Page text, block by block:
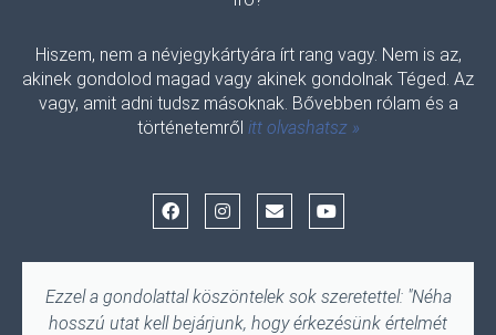
Hiszem, nem a névjegykártyára írt rang vagy. Nem is az,
akinek gondolod magad vagy akinek gondolnak Téged. Az
vagy, amit adni tudsz másoknak. Bővebben rólam és a
történetemről itt olvashatsz »
F
a
c
o
o
k
I
n
s
g
r
a
E
n
v
o
p
e
Y
o
u
b
e
Ezzel a gondolattal köszöntelek sok szeretettel: "Néha
hosszú utat kell bejárjunk, hogy érkezésünk értelmét